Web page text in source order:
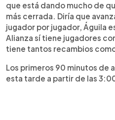
que está dando mucho de
más cerrada. Diría que
jugador por jugador, Águila
Alianza sí tiene jugadores
tiene tantos recambios
Los primeros 90 minutos de
esta tarde a partir de las